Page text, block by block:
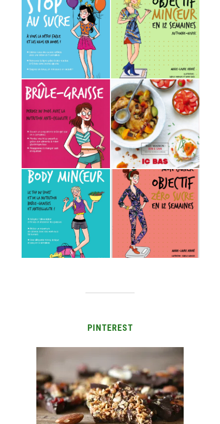
PINTEREST